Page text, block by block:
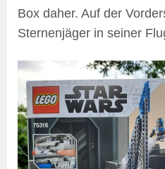
Box daher. Auf der
Sternenjäger in seiner